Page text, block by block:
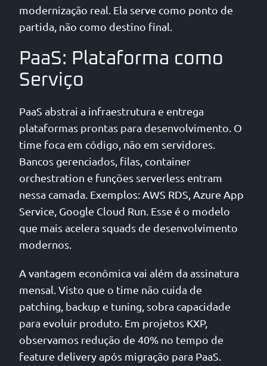
modernização real. Ela serve como ponto de
partida, não como destino final.
PaaS: Plataforma como
Serviço
PaaS abstrai a infraestrutura e entrega
plataformas prontas para desenvolvimento. O
time foca em código, não em servidores.
Bancos gerenciados, filas, container
orchestration e funções serverless entram
nessa camada. Exemplos: AWS RDS, Azure App
Service, Google Cloud Run. Esse é o modelo
que mais acelera squads de desenvolvimento
modernos.
A vantagem econômica vai além da assinatura
mensal. Visto que o time não cuida de
patching, backup e tuning, sobra capacidade
para evoluir produto. Em projetos KXP,
observamos redução de 40% no tempo de
feature delivery após migração para PaaS.